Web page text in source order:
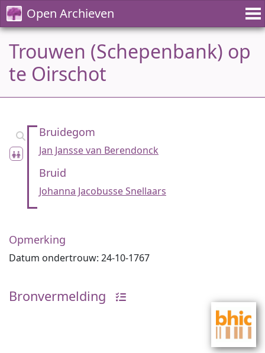
Open Archieven
Trouwen (Schepenbank) op
te Oirschot
Bruidegom
Jan Jansse van Berendonck
Bruid
Johanna Jacobusse Snellaars
Opmerking
Datum ondertrouw: 24-10-1767
Bronvermelding